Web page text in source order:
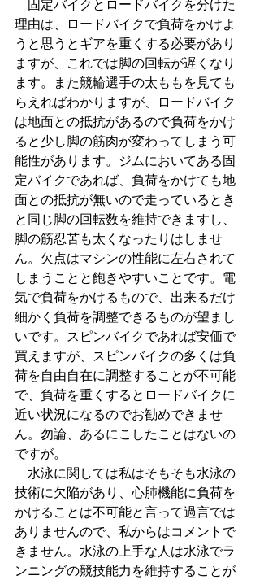
固定バイクとロードバイクを分けた
理由は、ロードバイクで負荷をかけよ
うと思うとギアを重くする必要があり
ますが、これでは脚の回転が遅くなり
ます。また競輪選手の太ももを見ても
らえればわかりますが、ロードバイク
は地面との抵抗があるので負荷をかけ
ると少し脚の筋肉が変わってしまう可
能性があります。ジムにおいてある固
定バイクであれば、負荷をかけても地
面との抵抗が無いので走っているとき
と同じ脚の回転数を維持できますし、
脚の筋忍苦も太くなったりはしませ
ん。欠点はマシンの性能に左右されて
しまうことと飽きやすいことです。電
気で負荷をかけるもので、出来るだけ
細かく負荷を調整できるものが望まし
いです。スピンバイクであれば安価で
買えますが、スピンバイクの多くは負
荷を自由自在に調整することが不可能
で、負荷を重くするとロードバイクに
近い状況になるのでお勧めできませ
ん。勿論、あるにこしたことはないの
ですが。
水泳に関しては私はそもそも水泳の
技術に欠陥があり、心肺機能に負荷を
かけることは不可能と言って過言では
ありませんので、私からはコメントで
きません。水泳の上手な人は水泳でラ
ンニングの競技能力を維持することが